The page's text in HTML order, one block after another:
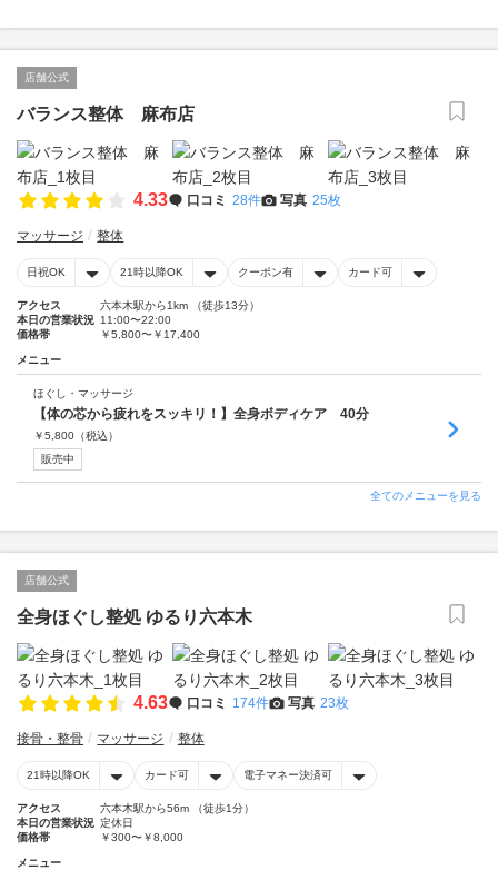
店舗公式
バランス整体 麻布店
4.33 口コミ 28件 写真 25枚
マッサージ 整体
日祝OK 21時以降OK クーポン有 カード可
アクセス
六本木駅から1km （徒歩13分）
本日の営業状況 11:00〜22:00
価格帯
￥5,800〜￥17,400
メニュー
ほぐし・マッサージ
【体の芯から疲れをスッキリ！】全身ボディケア 40分
￥5,800 （税込）
販売中
全てのメニューを見る
店舗公式
全身ほぐし整処 ゆるり六本木
4.63 口コミ 174件 写真 23枚
接骨・整骨 マッサージ 整体
21時以降OK カード可 電子マネー決済可
アクセス
六本木駅から56m （徒歩1分）
本日の営業状況 定休日
価格帯
￥300〜￥8,000
メニュー